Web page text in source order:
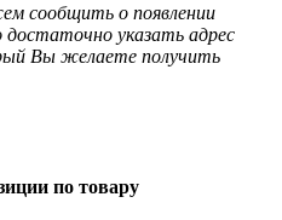
сообщить о появлении
достаточно указать адрес
Вы желаете получить
по товару